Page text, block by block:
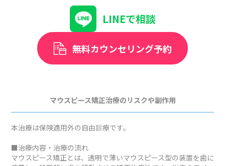
LINEで相談
無料カウンセリング予約
マウスピース矯正治療のリスクや副作用
本治療は保険適用外の自由診療です。
■治療内容・治療の流れ
マウスピース矯正とは、透明で薄いマウスピース型の装置を歯に